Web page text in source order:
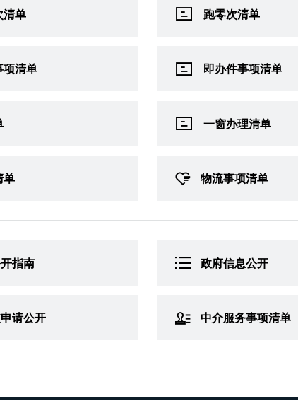
清单 跑零次清单
项清单 即办件事项清单
一窗办理清单
单 物流事项清单
指南 政府信息公开
请公开 中介服务事项清单